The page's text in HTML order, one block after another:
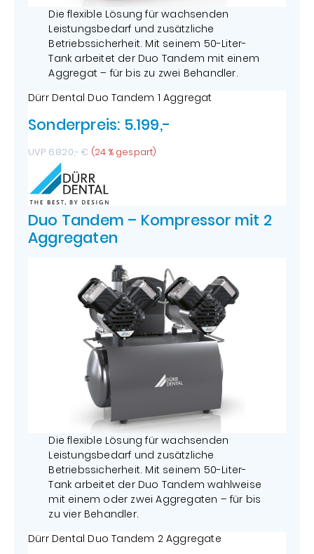
Die flexible Lösung für wachsenden
Leistungsbedarf und zusätzliche
Betriebssicherheit. Mit seinem 50-Liter-
Tank arbeitet der Duo Tandem mit einem
Aggregat – für bis zu zwei Behandler.
Dürr Dental Duo Tandem 1 Aggregat
Sonderpreis: 5.199,-
UVP 6.820,- € (24 % gespart)
Duo Tandem – Kompressor mit 2
Aggregaten
Die flexible Lösung für wachsenden
Leistungsbedarf und zusätzliche
Betriebssicherheit. Mit seinem 50-Liter-
Tank arbeitet der Duo Tandem wahlweise
mit einem oder zwei Aggregaten – für bis
zu vier Behandler.
Dürr Dental Duo Tandem 2 Aggregate